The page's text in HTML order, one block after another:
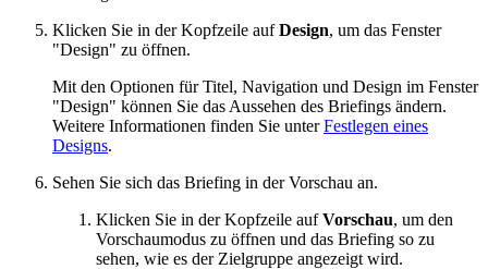
Klicken Sie in der Kopfzeile aufDesign, um das Fenster
"Design" zu öffnen.
Mit den Optionen für Titel, Navigation und Design im Fenster
"Design" können Sie das Aussehen des Briefings ändern.
Weitere Informationen finden Sie unterFestlegen eines
Designs.
Sehen Sie sich das Briefing in der Vorschau an.
Klicken Sie in der Kopfzeile aufVorschau, um den
Vorschaumodus zu öffnen und das Briefing so zu
sehen, wie es der Zielgruppe angezeigt wird.